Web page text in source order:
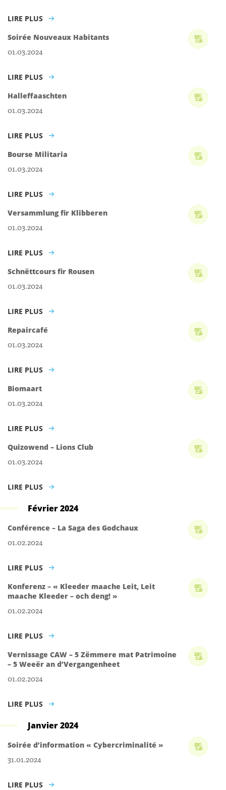
LIRE PLUS
Soirée Nouveaux Habitants
01.03.2024
LIRE PLUS
Halleffaaschten
01.03.2024
LIRE PLUS
Bourse Militaria
01.03.2024
LIRE PLUS
Versammlung fir Klibberen
01.03.2024
LIRE PLUS
Schnëttcours fir Rousen
01.03.2024
LIRE PLUS
Repaircafé
01.03.2024
LIRE PLUS
Biomaart
01.03.2024
LIRE PLUS
Quizowend – Lions Club
01.03.2024
LIRE PLUS
Février 2024
Conférence – La Saga des Godchaux
01.02.2024
LIRE PLUS
Konferenz – « Kleeder maache Leit, Leit
maache Kleeder – och deng! »
01.02.2024
LIRE PLUS
Vernissage CAW – 5 Zëmmere mat Patrimoine
– 5 Weeër an d’Vergangenheet
01.02.2024
LIRE PLUS
Janvier 2024
Soirée d’information « Cybercriminalité »
31.01.2024
LIRE PLUS